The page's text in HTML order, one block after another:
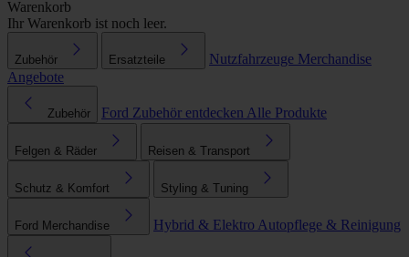
Warenkorb
Ihr Warenkorb ist noch leer.
Zubehör Ersatzteile Nutzfahrzeuge Merchandise
Angebote
Zubehör Ford Zubehör entdecken Alle Produkte
Felgen & Räder Reisen & Transport
Schutz & Komfort Styling & Tuning
Ford Merchandise Hybrid & Elektro Autopflege & Reinigung